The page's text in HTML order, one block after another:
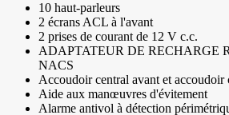
10 haut-parleurs
2 écrans ACL à l'avant
2 prises de courant de 12 V c.c.
ADAPTATEUR DE RECHARGE
NACS
Accoudoir central avant et accoudoir
Aide aux manœuvres d'évitement
Alarme antivol à détection